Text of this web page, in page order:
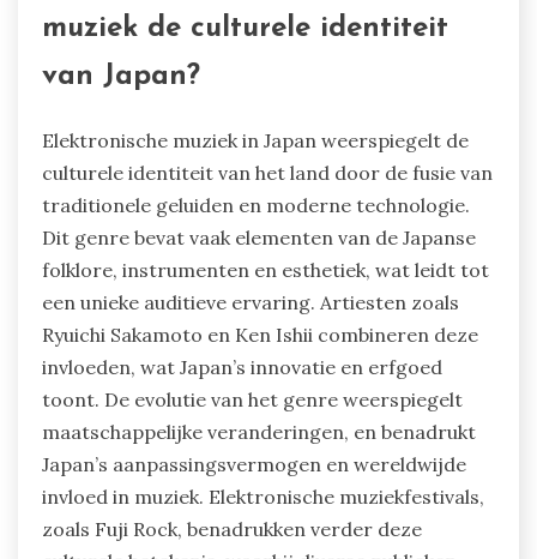
muziek de culturele identiteit
van Japan?
Elektronische muziek in Japan weerspiegelt de
culturele identiteit van het land door de fusie van
traditionele geluiden en moderne technologie.
Dit genre bevat vaak elementen van de Japanse
folklore, instrumenten en esthetiek, wat leidt tot
een unieke auditieve ervaring. Artiesten zoals
Ryuichi Sakamoto en Ken Ishii combineren deze
invloeden, wat Japan’s innovatie en erfgoed
toont. De evolutie van het genre weerspiegelt
maatschappelijke veranderingen, en benadrukt
Japan’s aanpassingsvermogen en wereldwijde
invloed in muziek. Elektronische muziekfestivals,
zoals Fuji Rock, benadrukken verder deze